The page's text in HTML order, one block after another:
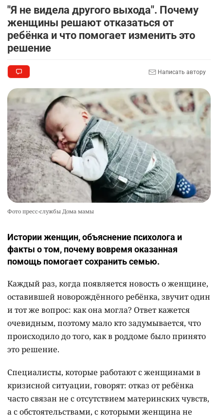
2751 0 11
9
👀 Опубликован список обладателей
образовательных грантов
так". Как дьявольские черви меняют наше
представление о жизни на Земле
2354 0 12
"Я не видела другого выхода". Почему
женщины решают отказаться от
ребёнка и что помогает изменить это
решение
Написать автору
Фото пресс-службы Дома мамы
Истории женщин, объяснение психолога и
факты о том, почему вовремя оказанная
помощь помогает сохранить семью.
Каждый раз, когда появляется новость о женщине,
оставившей новорождённого ребёнка, звучит один
и тот же вопрос: как она могла? Ответ кажется
очевидным, поэтому мало кто задумывается, что
происходило до того, как в роддоме было принято
это решение.
Специалисты, которые работают с женщинами в
кризисной ситуации, говорят: отказ от ребёнка
часто связан не с отсутствием материнских чувств,
а с обстоятельствами, с которыми женщина не